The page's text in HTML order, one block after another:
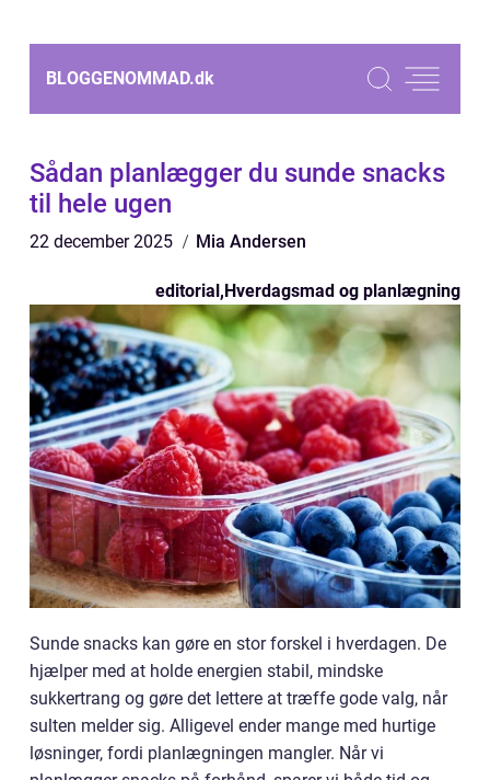
BLOGGENOMMAD.dk
Sådan planlægger du sunde snacks
til hele ugen
22 december 2025 Mia Andersen
editorial,Hverdagsmad og planlægning
Sunde snacks kan gøre en stor forskel i hverdagen. De
hjælper med at holde energien stabil, mindske
sukkertrang og gøre det lettere at træffe gode valg, når
sulten melder sig. Alligevel ender mange med hurtige
løsninger, fordi planlægningen mangler. Når vi